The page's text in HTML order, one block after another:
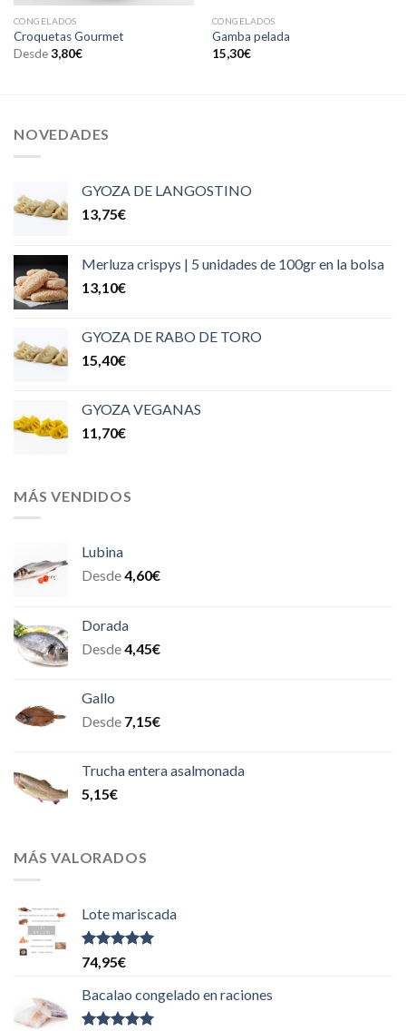
CONGELADOS
Croquetas Gourmet
Desde 3,80€
CONGELADOS
Gamba pelada
15,30€
NOVEDADES
GYOZA DE LANGOSTINO
13,75€
Merluza crispys | 5 unidades de 100gr en la bolsa
13,10€
GYOZA DE RABO DE TORO
15,40€
GYOZA VEGANAS
11,70€
MÁS VENDIDOS
Lubina
Desde4,60€
Dorada
Desde4,45€
Gallo
Desde 7,15€
Trucha entera asalmonada
5,15€
MÁS VALORADOS
Lote mariscada
Valorado
con
5
74,95€
Bacalao congelado en raciones